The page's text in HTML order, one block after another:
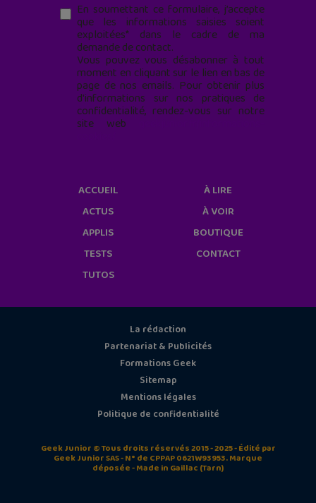
En soumettant ce formulaire, j’accepte
que les informations saisies soient
exploitées* dans le cadre de ma
demande de contact.
Vous pouvez vous désabonner à tout
moment en cliquant sur le lien en bas de
page de nos emails. Pour obtenir plus
d'informations sur nos pratiques de
confidentialité, rendez-vous sur notre
site web
ACCUEIL
ACTUS
APPLIS
TESTS
TUTOS
À LIRE
À VOIR
BOUTIQUE
CONTACT
La rédaction
Partenariat & Publicités
Formations Geek
Sitemap
Mentions légales
Politique de confidentialité
Geek Junior © Tous droits réservés 2015 - 2025 - Édité par
Geek Junior SAS - N° de CPPAP 0621W93953. Marque
déposée - Made in Gaillac (Tarn)